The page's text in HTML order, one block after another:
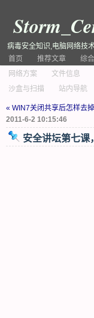
病毒安全知识,电脑网络技
首页
推荐文章 综
网络方案
文件信息
沙盒与扫描
站内导航
« WIN7关闭共享后怎样去
2011-6-2 10:15:46
安全讲坛第七课